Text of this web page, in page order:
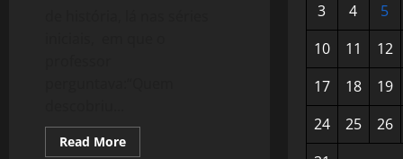
Read MoreRead
more
3 4
5
10
11
12
17
18
19
24
25
26